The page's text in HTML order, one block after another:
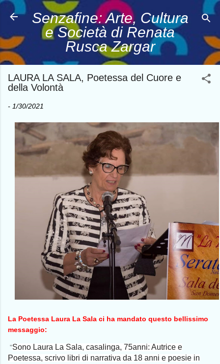
Passa ai contenuti principali
Senzafine: Arte, Cultura
e Società di Renata
Rusca Zargar
LAURA LA SALA, Poetessa del Cuore e
della Volontà
- 1/30/2021
La Poetessa Laura La Sala ci ha mandato questo bellissimo
messaggio:
"Sono Laura La Sala, casalinga, 75anni: Autrice e
Poetessa, scrivo libri di narrativa da 18 anni e poesie in